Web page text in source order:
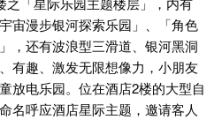
宙漫步银河探索乐园」、「角色
，还有波浪型三滑道、银河黑洞
有趣、激发无限想像力，小朋友
放电乐园。位在酒店2楼的大型自
名呼应酒店星际主题，邀请客人